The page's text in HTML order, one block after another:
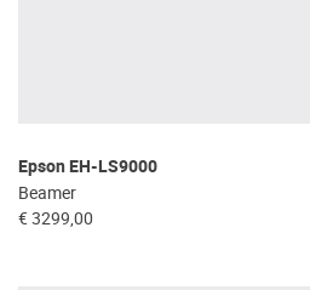
Epson EH-LS9000
Beamer
€ 3299,00